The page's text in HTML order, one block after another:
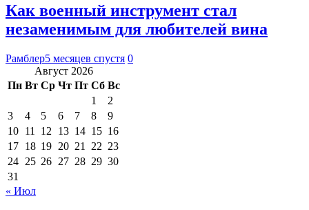
Как военный инструмент стал
незаменимым для любителей вина
Рамблер5 месяцев спустя 0
Август 2026
Пн Вт Ср Чт Пт Сб Вс
1
2
3
4 5 6 7 8
9
10 11 12 13 14 15 16
17 18 19 20 21 22 23
24 25 26 27 28 29 30
31
« Июл